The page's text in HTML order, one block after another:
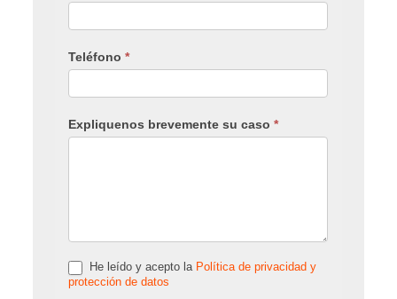
Teléfono*
Expliquenos brevemente su caso*
He leído y acepto la Política de privacidad y
protección de datos